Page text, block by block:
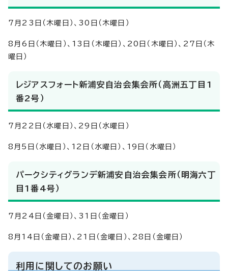
7月23日（木曜日）、30日（木曜日）
8月6日（木曜日）、13日（木曜日）、20日（木曜日）、27日（木
曜日）
レジアスフォート新浦安自治会集会所（高洲五丁目1
番2号）
7月22日（水曜日）、29日（水曜日）
8月5日（水曜日）、12日（水曜日）、19日（水曜日）
パークシティグランデ新浦安自治会集会所（明海六丁
目1番4号）
7月24日（金曜日）、31日（金曜日）
8月14日（金曜日）、21日（金曜日）、28日（金曜日）
利用に関してのお願い